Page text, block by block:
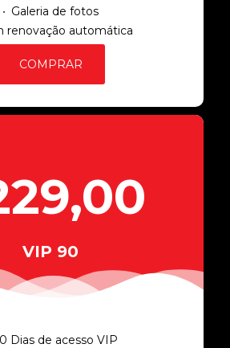
Galeria de fotos
renovação automática
COMPRAR
VIP 90
Dias de acesso VIP